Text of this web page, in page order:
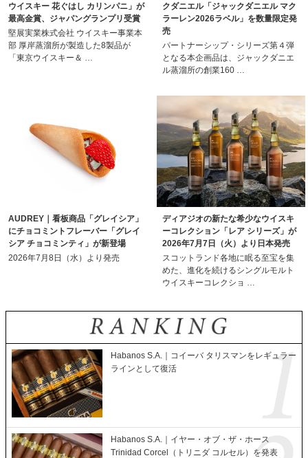
ウイスキー 花ぐはし カリンパニ」が
最高金賞、ジャパングランプリ受賞
堅展実業株式会社 ウイスキー事業本
部 厚岸蒸溜所が製造した8製品が
「東京ウイスキー＆ …
クダニエル「ジャックダニエル マク
ラーレン2026ラベル」を数量限定発
売
パートナーシップ・シリーズ第４弾
となる本企画品は、ジャックダニエ
ル蒸溜所の創業160 …
AUDREY｜看板商品「グレイシア」
にチョコミントフレーバー「グレイ
シア チョコミンティ」が新登場
2026年7月8日（水）より発売
ディアジオの新たな希少なウイスキ
ーコレクション「レア シリーズ」が
2026年7月7日（火）より日本発売
スコットランド各地に眠る至宝を集
めた、進化を続けるシングルモルト
ウイスキーコレクショ …
Habanos S.A.｜コイーバ タリスマンをレギュラー
ラインとして復活
Habanos S.A.｜イヤー・オブ・ザ・ホース
Trinidad Corcel（トリニダ コルセル）を発表